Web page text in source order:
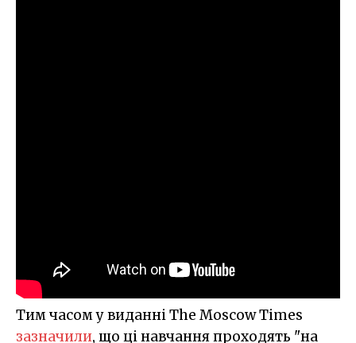
Тим часом у виданні The Moscow Times
зазначили, що ці навчання проходять "на